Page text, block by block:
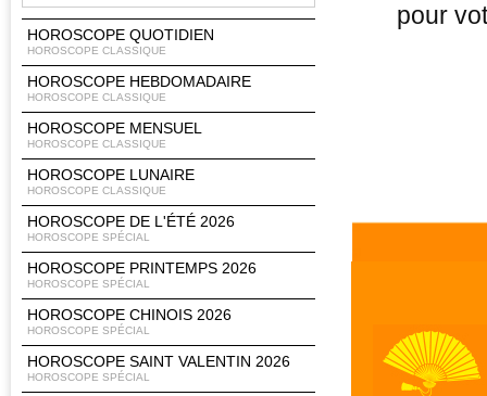
HOROSCOPE QUOTIDIEN
HOROSCOPE CLASSIQUE
HOROSCOPE HEBDOMADAIRE
HOROSCOPE CLASSIQUE
HOROSCOPE MENSUEL
HOROSCOPE CLASSIQUE
HOROSCOPE LUNAIRE
HOROSCOPE CLASSIQUE
HOROSCOPE DE L'ÉTÉ 2026
HOROSCOPE SPÉCIAL
HOROSCOPE PRINTEMPS 2026
HOROSCOPE SPÉCIAL
HOROSCOPE CHINOIS 2026
HOROSCOPE SPÉCIAL
HOROSCOPE SAINT VALENTIN 2026
HOROSCOPE SPÉCIAL
pour